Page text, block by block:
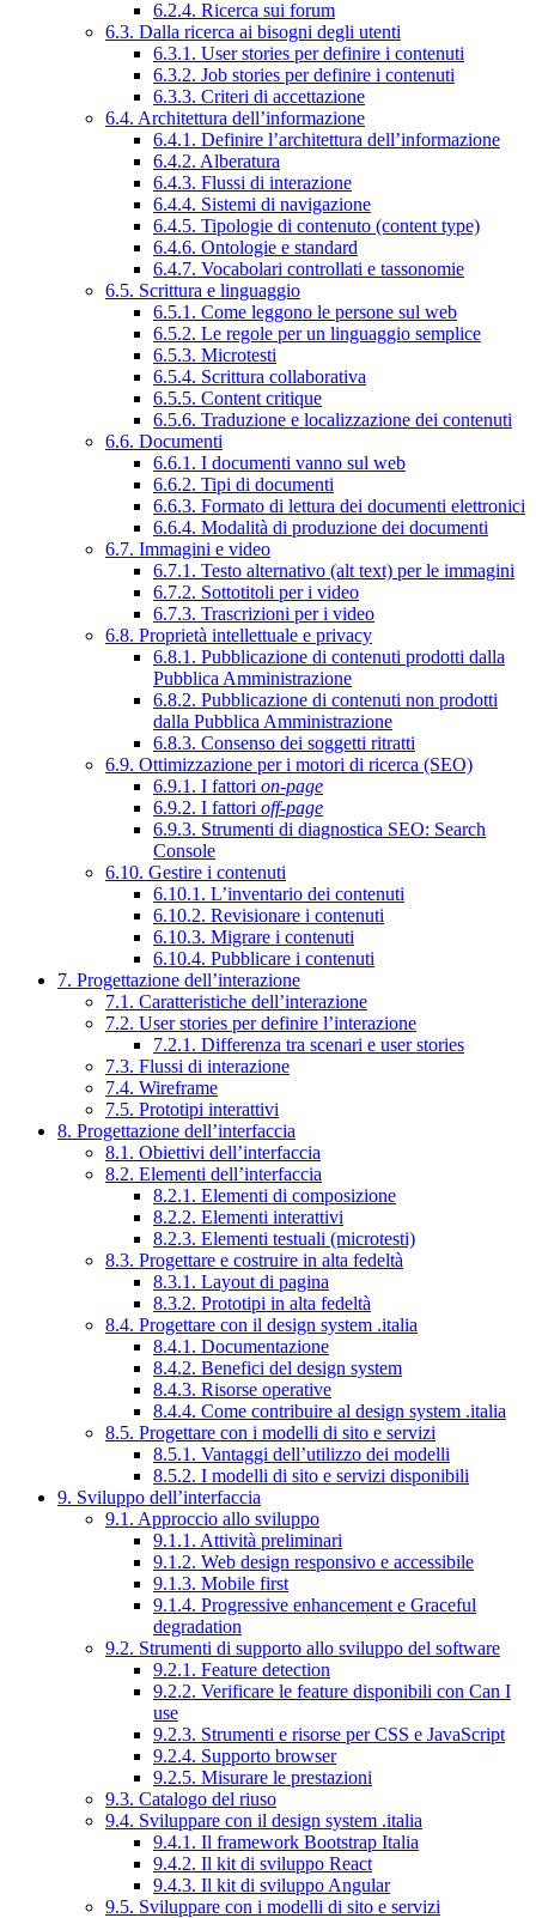
6.2.4. Ricerca sui forum
6.3. Dalla ricerca ai bisogni degli utenti
6.3.1. User stories per definire i contenuti
6.3.2. Job stories per definire i contenuti
6.3.3. Criteri di accettazione
6.4. Architettura dell’informazione
6.4.1. Definire l’architettura dell’informazione
6.4.2. Alberatura
6.4.3. Flussi di interazione
6.4.4. Sistemi di navigazione
6.4.5. Tipologie di contenuto (content type)
6.4.6. Ontologie e standard
6.4.7. Vocabolari controllati e tassonomie
6.5. Scrittura e linguaggio
6.5.1. Come leggono le persone sul web
6.5.2. Le regole per un linguaggio semplice
6.5.3. Microtesti
6.5.4. Scrittura collaborativa
6.5.5. Content critique
6.5.6. Traduzione e localizzazione dei contenuti
6.6. Documenti
6.6.1. I documenti vanno sul web
6.6.2. Tipi di documenti
6.6.3. Formato di lettura dei documenti elettronici
6.6.4. Modalità di produzione dei documenti
6.7. Immagini e video
6.7.1. Testo alternativo (alt text) per le immagini
6.7.2. Sottotitoli per i video
6.7.3. Trascrizioni per i video
6.8. Proprietà intellettuale e privacy
6.8.1. Pubblicazione di contenuti prodotti dalla
Pubblica Amministrazione
6.8.2. Pubblicazione di contenuti non prodotti
dalla Pubblica Amministrazione
6.8.3. Consenso dei soggetti ritratti
6.9. Ottimizzazione per i motori di ricerca (SEO)
6.9.1. I fattori on-page
6.9.2. I fattori off-page
6.9.3. Strumenti di diagnostica SEO: Search
Console
6.10. Gestire i contenuti
6.10.1. L’inventario dei contenuti
6.10.2. Revisionare i contenuti
6.10.3. Migrare i contenuti
6.10.4. Pubblicare i contenuti
7. Progettazione dell’interazione
7.1. Caratteristiche dell’interazione
7.2. User stories per definire l’interazione
7.2.1. Differenza tra scenari e user stories
7.3. Flussi di interazione
7.4. Wireframe
7.5. Prototipi interattivi
8. Progettazione dell’interfaccia
8.1. Obiettivi dell’interfaccia
8.2. Elementi dell’interfaccia
8.2.1. Elementi di composizione
8.2.2. Elementi interattivi
8.2.3. Elementi testuali (microtesti)
8.3. Progettare e costruire in alta fedeltà
8.3.1. Layout di pagina
8.3.2. Prototipi in alta fedeltà
8.4. Progettare con il design system .italia
8.4.1. Documentazione
8.4.2. Benefici del design system
8.4.3. Risorse operative
8.4.4. Come contribuire al design system .italia
8.5. Progettare con i modelli di sito e servizi
8.5.1. Vantaggi dell’utilizzo dei modelli
8.5.2. I modelli di sito e servizi disponibili
9. Sviluppo dell’interfaccia
9.1. Approccio allo sviluppo
9.1.1. Attività preliminari
9.1.2. Web design responsivo e accessibile
9.1.3. Mobile first
9.1.4. Progressive enhancement e Graceful
degradation
9.2. Strumenti di supporto allo sviluppo del software
9.2.1. Feature detection
9.2.2. Verificare le feature disponibili con Can I
use
9.2.3. Strumenti e risorse per CSS e JavaScript
9.2.4. Supporto browser
9.2.5. Misurare le prestazioni
9.3. Catalogo del riuso
9.4. Sviluppare con il design system .italia
9.4.1. Il framework Bootstrap Italia
9.4.2. Il kit di sviluppo React
9.4.3. Il kit di sviluppo Angular
9.5. Sviluppare con i modelli di sito e servizi